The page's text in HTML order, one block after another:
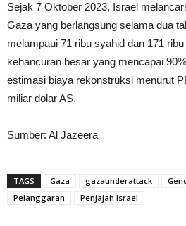
Sejak 7 Oktober 2023, Israel
Gaza yang berlangsung selama dua
melampaui 71 ribu syahid dan 171
kehancuran besar yang mencapai
estimasi biaya rekonstruksi menurut
miliar dolar AS.
Sumber: Al Jazeera
TAGS Gaza gazaunderattack
Pelanggaran
Penjajah Israel